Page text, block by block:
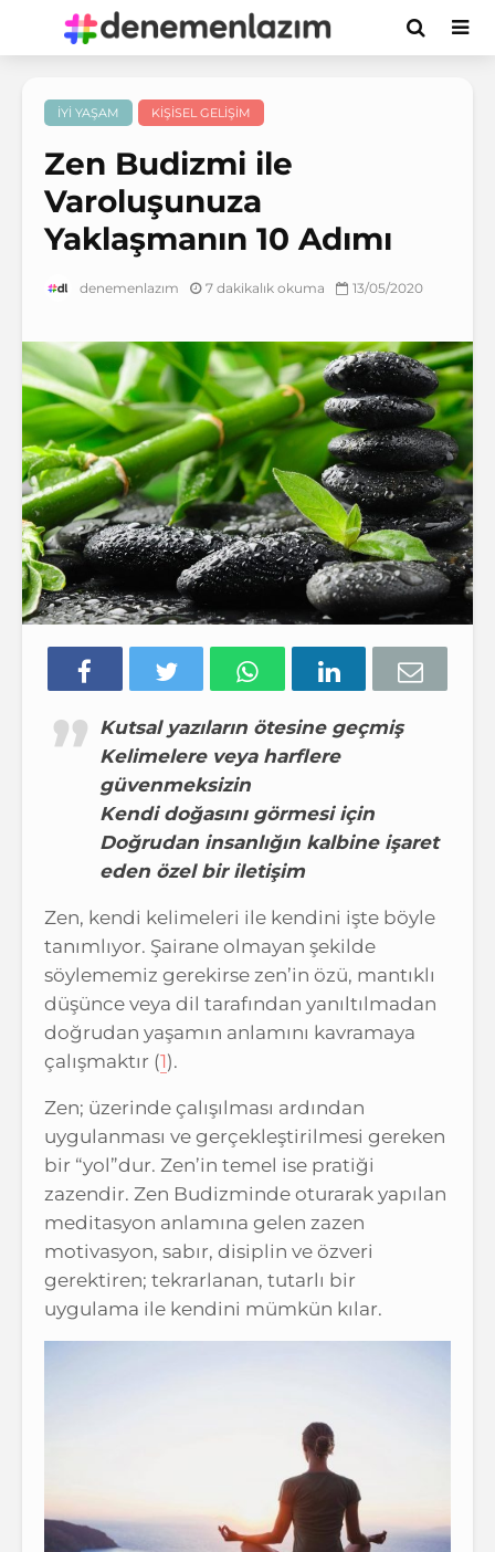
İYI YAŞAM KIŞISEL GELIŞIM
Zen Budizmi ile
Varoluşunuza
Yaklaşmanın 10 Adımı
denemenlazım 7 dakikalık okuma 13/05/2020
Kutsal yazıların ötesine geçmiş
Kelimelere veya harflere
güvenmeksizin
Kendi doğasını görmesi için
Doğrudan insanlığın kalbine işaret
eden özel bir iletişim
Zen, kendi kelimeleri ile kendini işte böyle
tanımlıyor. Şairane olmayan şekilde
söylememiz gerekirse zen’in özü, mantıklı
düşünce veya dil tarafından yanıltılmadan
doğrudan yaşamın anlamını kavramaya
çalışmaktır (1).
Zen; üzerinde çalışılması ardından
uygulanması ve gerçekleştirilmesi gereken
bir “yol”dur. Zen’in temel ise pratiği
zazendir. Zen Budizminde oturarak yapılan
meditasyon anlamına gelen zazen
motivasyon, sabır, disiplin ve özveri
gerektiren; tekrarlanan, tutarlı bir
uygulama ile kendini mümkün kılar.